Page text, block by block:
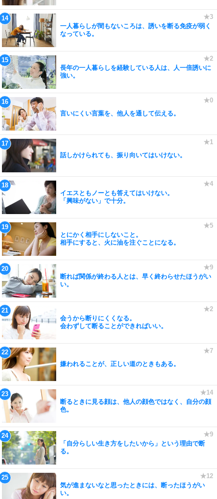
一人暮らしが間もないころは、誘いを断る免疫が弱く
なっている。
長年の一人暮らしを経験している人は、人一倍誘いに
強い。
言いにくい言葉を、他人を通して伝える。
話しかけられても、振り向いてはいけない。
イエスともノーとも答えてはいけない。
「興味がない」で十分。
とにかく相手にしないこと。
相手にすると、火に油を注ぐことになる。
断れば関係が終わる人とは、早く終わらせたほうがい
い。
会うから断りにくくなる。
会わずして断ることができればいい。
嫌われることが、正しい道のときもある。
断るときに見る顔は、他人の顔色ではなく、自分の顔
色。
「自分らしい生き方をしたいから」という理由で断
る。
気が進まないなと思ったときには、断ったほうがい
い。